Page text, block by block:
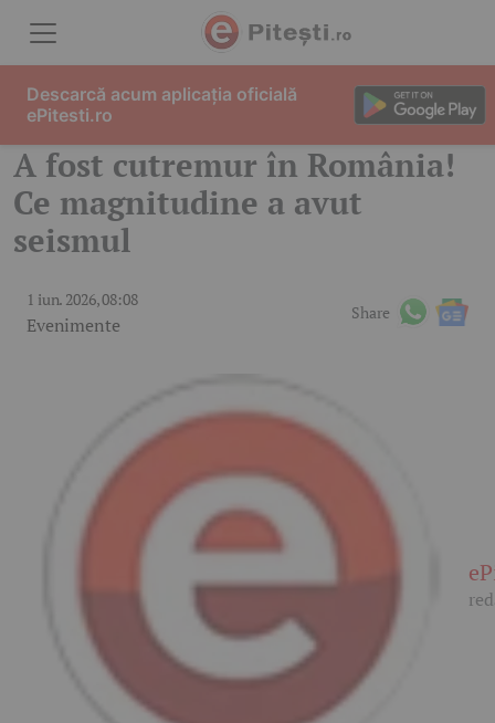
A fost cutremur în România!
Ce magnitudine a avut
seismul
1 iun. 2026, 08:08
Evenimente
Share
Descarcă acum aplicația oficială
ePitesti.ro